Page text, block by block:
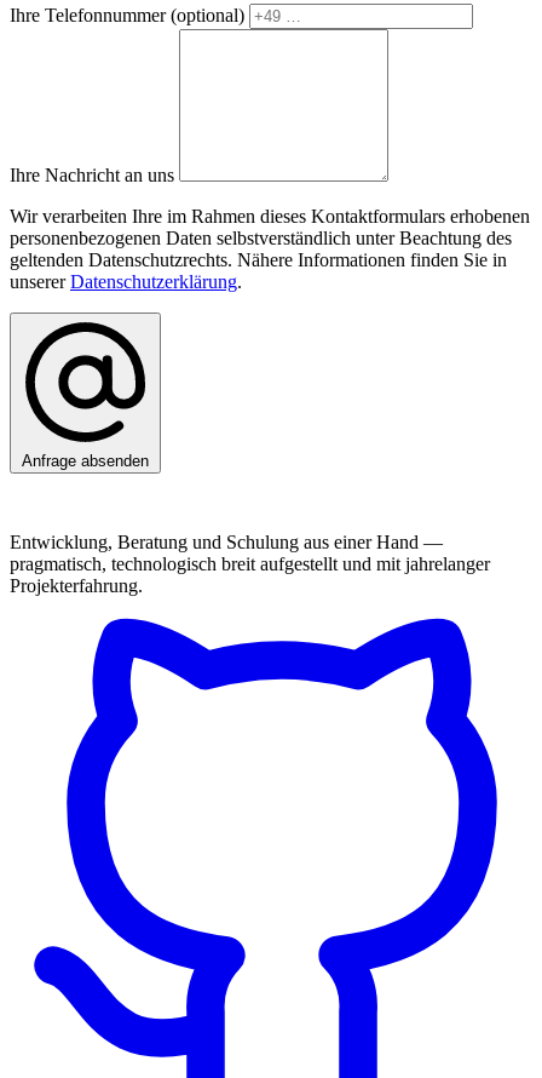
Ihre Telefonnummer(optional)
Ihre Nachricht an uns
Wir verarbeiten Ihre im Rahmen dieses Kontaktformulars erhobenen
personenbezogenen Daten selbstverständlich unter Beachtung des
geltenden Datenschutzrechts. Nähere Informationen finden Sie in
unsererDatenschutzerklärung.
Anfrage absenden
Entwicklung, Beratung und Schulung aus einer Hand —
pragmatisch, technologisch breit aufgestellt und mit jahrelanger
Projekterfahrung.